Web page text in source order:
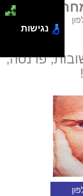
טארוט
פרנסה,
נגישות